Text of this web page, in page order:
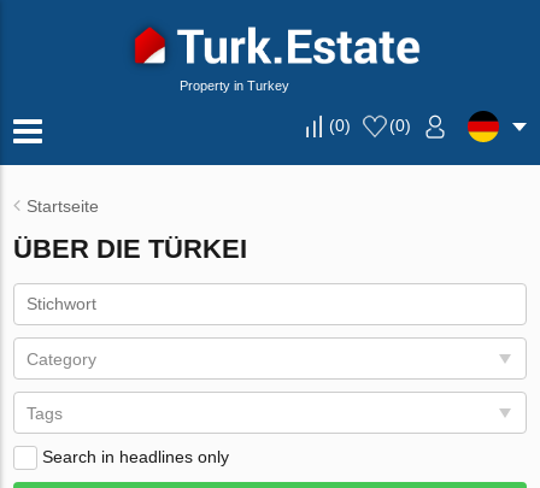
Property in Turkey
(0) (0)
Startseite
ÜBER DIE TÜRKEI
Category
Tags
Search in headlines only